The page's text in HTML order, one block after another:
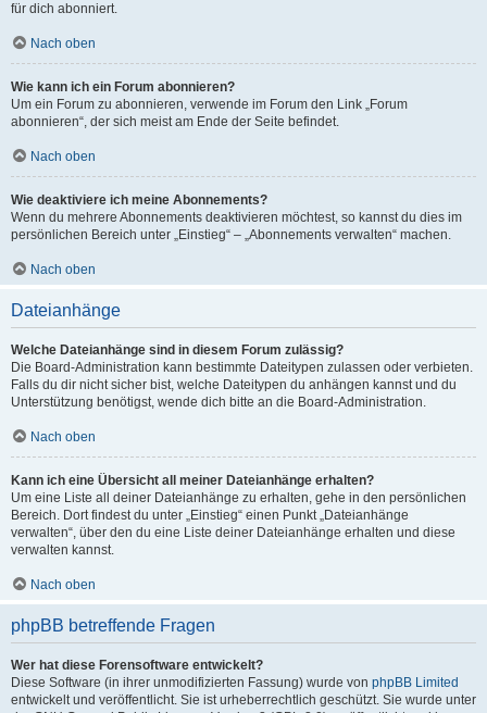
für dich abonniert.
Nach oben
Wie kann ich ein Forum abonnieren?
Um ein Forum zu abonnieren, verwende im Forum den Link „Forum
abonnieren“, der sich meist am Ende der Seite befindet.
Nach oben
Wie deaktiviere ich meine Abonnements?
Wenn du mehrere Abonnements deaktivieren möchtest, so kannst du dies im
persönlichen Bereich unter „Einstieg“ – „Abonnements verwalten“ machen.
Nach oben
Dateianhänge
Welche Dateianhänge sind in diesem Forum zulässig?
Die Board-Administration kann bestimmte Dateitypen zulassen oder verbieten.
Falls du dir nicht sicher bist, welche Dateitypen du anhängen kannst und du
Unterstützung benötigst, wende dich bitte an die Board-Administration.
Nach oben
Kann ich eine Übersicht all meiner Dateianhänge erhalten?
Um eine Liste all deiner Dateianhänge zu erhalten, gehe in den persönlichen
Bereich. Dort findest du unter „Einstieg“ einen Punkt „Dateianhänge
verwalten“, über den du eine Liste deiner Dateianhänge erhalten und diese
verwalten kannst.
Nach oben
phpBB betreffende Fragen
Wer hat diese Forensoftware entwickelt?
Diese Software (in ihrer unmodifizierten Fassung) wurde von phpBB Limited
entwickelt und veröffentlicht. Sie ist urheberrechtlich geschützt. Sie wurde unter